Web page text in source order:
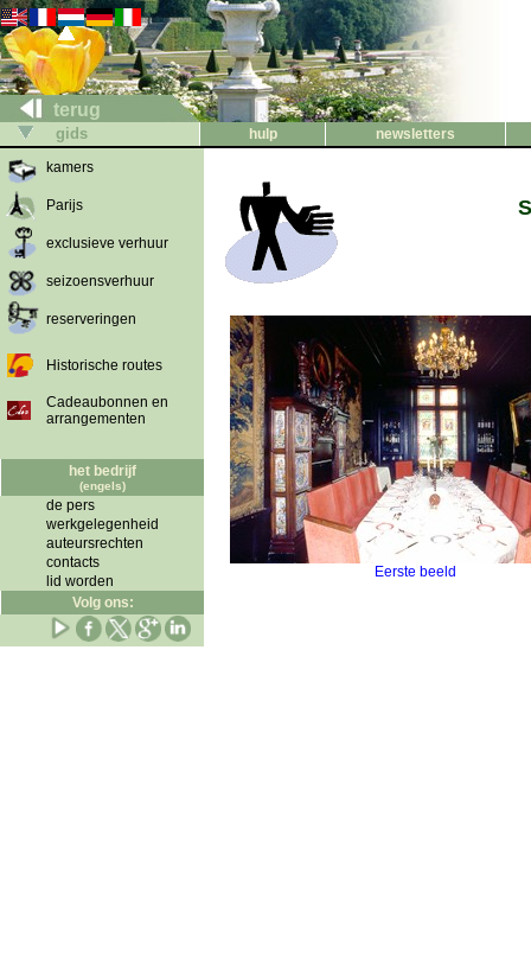
terug
gids hulp
newsletters
kamers
Parijs
exclusieve verhuur
seizoensverhuur
reserveringen
Historische routes
Cadeaubonnen en
arrangementen
het bedrijf
(engels)
de pers
werkgelegenheid
auteursrechten
contacts
lid worden
Volg ons:
Eerste beeld